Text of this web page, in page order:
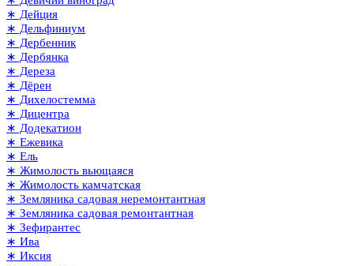
∗ Дейция
∗ Дельфиниум
∗ Дербенник
∗ Дербянка
∗ Дереза
∗ Дёрен
∗ Дихелостемма
∗ Дицентра
∗ Додекатион
∗ Ежевика
∗ Ель
∗ Жимолость вьющаяся
∗ Жимолость камчатская
∗ Земляника садовая неремонтантная
∗ Земляника садовая ремонтантная
∗ Зефирантес
∗ Ива
∗ Иксия